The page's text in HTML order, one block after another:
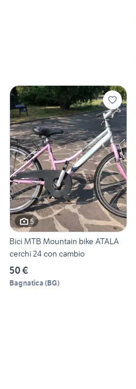
5
Bici MTB Mountain bike ATALA
cerchi 24 con cambio
50 €
Bagnatica (BG)